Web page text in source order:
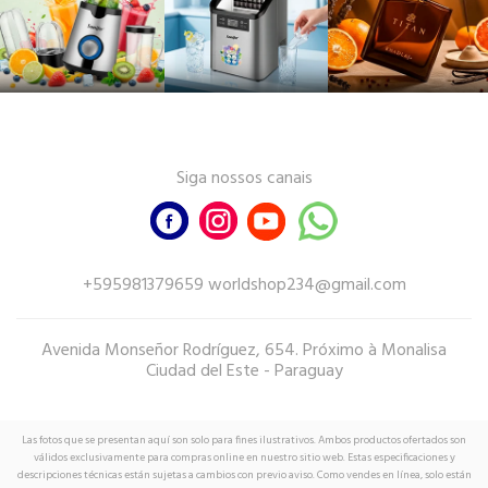
Siga nossos canais
+595981379659 worldshop234@gmail.com
Avenida Monseñor Rodríguez, 654. Próximo à Monalisa
Ciudad del Este - Paraguay
Las fotos que se presentan aquí son solo para fines ilustrativos. Ambos productos ofertados son
válidos exclusivamente para compras online en nuestro sitio web. Estas especificaciones y
descripciones técnicas están sujetas a cambios con previo aviso. Como vendes en línea, solo están